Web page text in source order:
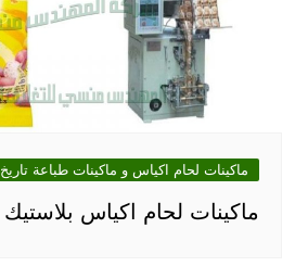
ماكينات لحام اكياس و ماكينات طباعة تاريخ
ماكينات لحام اكياس بلاستيك‎